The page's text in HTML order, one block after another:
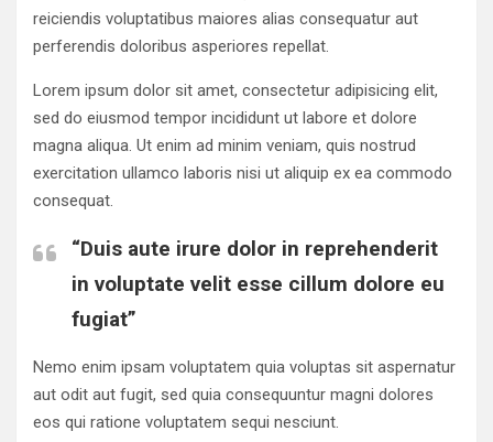
reiciendis voluptatibus maiores alias consequatur aut
perferendis doloribus asperiores repellat.
Lorem ipsum dolor sit amet, consectetur adipisicing elit,
sed do eiusmod tempor incididunt ut labore et dolore
magna aliqua. Ut enim ad minim veniam, quis nostrud
exercitation ullamco laboris nisi ut aliquip ex ea commodo
consequat.
“Duis aute irure dolor in reprehenderit
in voluptate velit esse cillum dolore eu
fugiat”
Nemo enim ipsam voluptatem quia voluptas sit aspernatur
aut odit aut fugit, sed quia consequuntur magni dolores
eos qui ratione voluptatem sequi nesciunt.